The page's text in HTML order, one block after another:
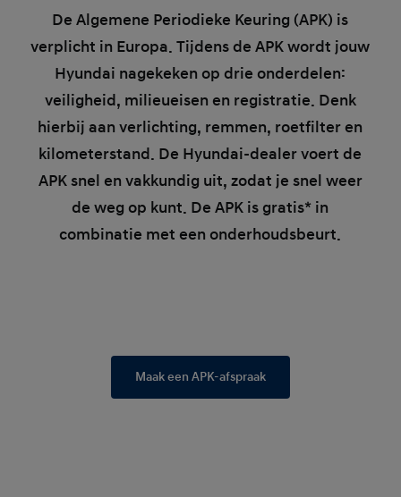
De Algemene Periodieke Keuring (APK) is
verplicht in Europa. Tijdens de APK wordt jouw
Hyundai nagekeken op drie onderdelen:
veiligheid, milieueisen en registratie. Denk
hierbij aan verlichting, remmen, roetfilter en
kilometerstand. De Hyundai-dealer voert de
APK snel en vakkundig uit, zodat je snel weer
de weg op kunt. De APK is gratis* in
combinatie met een onderhoudsbeurt.
Maak een APK-afspraak